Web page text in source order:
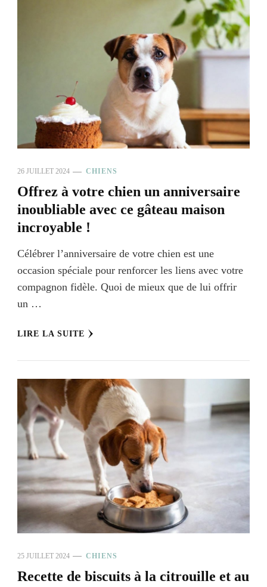
26 JUILLET 2024 CHIENS
Offrez à votre chien un anniversaire
inoubliable avec ce gâteau maison
incroyable !
Célébrer l’anniversaire de votre chien est une
occasion spéciale pour renforcer les liens avec votre
compagnon fidèle. Quoi de mieux que de lui offrir
un …
LIRE LA SUITE
25 JUILLET 2024 CHIENS
Recette de biscuits à la citrouille et au